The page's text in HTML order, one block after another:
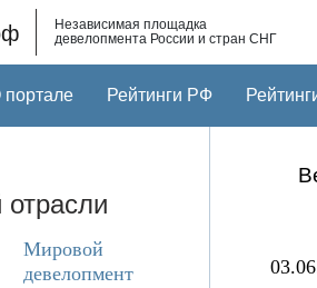
Независимая площадка
девелопмента России и стран СНГ
Рейтинги РФ
отрасли
Мировой
девелопмент